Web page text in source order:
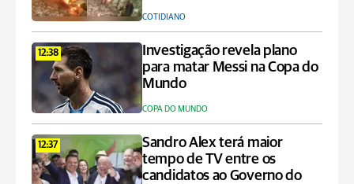
COTIDIANO
12:38
Investigação revela plano
para matar Messi na Copa do
Mundo
COPA DO MUNDO
12:37
Sandro Alex terá maior
tempo de TV entre os
candidatos ao Governo do